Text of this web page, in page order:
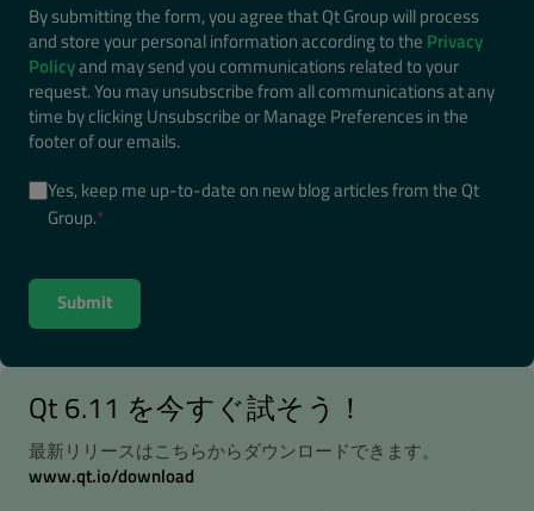
By submitting the form, you agree that Qt Group will process
and store your personal information according to the Privacy
Policyand may send you communications related to your
request. You may unsubscribe from all communications at any
time by clicking Unsubscribe or Manage Preferences in the
footer of our emails.
Yes, keep me up-to-date on new blog articles from the Qt
Group.*
Qt 6.11 を今すぐ試そう！
最新リリースはこちらからダウンロードできます。
www.qt.io/download